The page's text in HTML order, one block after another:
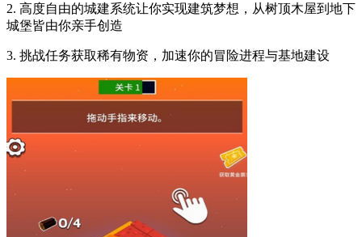
2. 高度自由的城建系统让你实现建筑梦想，从树顶木屋到地下
城堡皆由你亲手创造
3. 挑战任务获取稀有物资，加速你的冒险进程与基地建设